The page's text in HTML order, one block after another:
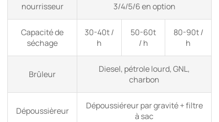
nourrisseur 3/4/5/6 en option
Capacité de
séchage
30-40t /
h
50-60t
/ h
80-90t /
h
Brûleur
Diesel, pétrole lourd, GNL,
charbon
Dépoussièreur
Dépoussiéreur par gravité + filtre
à sac